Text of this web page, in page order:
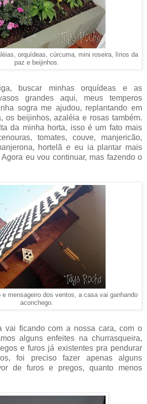
orquídeas, cúrcuma, mini roseira, lírios da
paz e beijinhos.
buscar minhas orquídeas e as
grandes aqui, meus temperos
sogra me ajudou, replantando em
os beijinhos, azaléia e rosas também.
da minha horta, isso é um fato mais
tomates, couve, manjericão,
hortelã e eu ia plantar mais
eu vou continuar, mas fazendo o
e mensageiro dos ventos, a casa vai ganhando
aconchego.
vai ficando com a nossa cara, com o
alguns enfeites na churrasqueira,
e furos já existentes pra pendurar
foi preciso fazer apenas alguns
de furos e pregos, quanto menos